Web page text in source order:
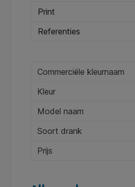
Print
Referenties
Commerciële kleurnaam
Kleur
Model naam
Soort drank
Prijs